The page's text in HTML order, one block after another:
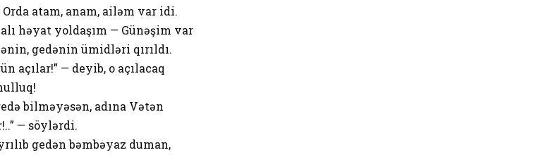
atam, anam, ailəm var idi.
həyat yoldaşım — Günəşim var
gedənin ümidləri qırıldı.
açılar!” — deyib, o açılacaq
bilməyəsən, adına Vətən
— söylərdi.
gedən bəmbəyaz duman,